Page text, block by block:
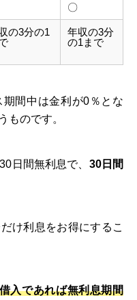
〇
の3分の1
年収の3分
の1まで
間中は金利が0％とな
ものです。
日間無利息で、 30日間
け利息をお得にするこ
入であれば無利息期間